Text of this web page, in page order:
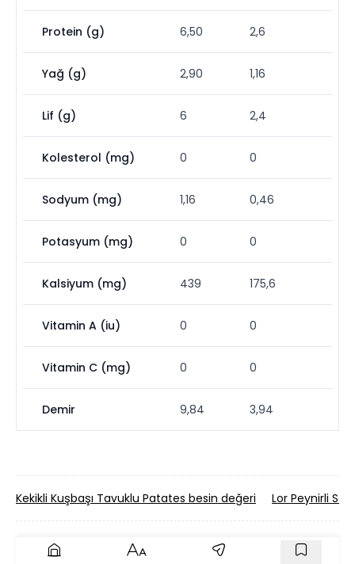
Protein (g) 6,50 2,6
Yağ (g) 2,90 1,16
Lif (g) 6 2,4
Kolesterol (mg) 0 0
Sodyum (mg) 1,16 0,46
Potasyum (mg) 0 0
Kalsiyum (mg) 439 175,6
Vitamin A (iu) 0 0
Vitamin C (mg) 0 0
Demir 9,84 3,94
Kekikli Kuşbaşı Tavuklu Patates besin değeri Lor Peynirli